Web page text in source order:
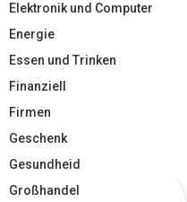
Elektronik und Computer
Energie
Essen und Trinken
Finanziell
Firmen
Geschenk
Gesundheid
Großhandel